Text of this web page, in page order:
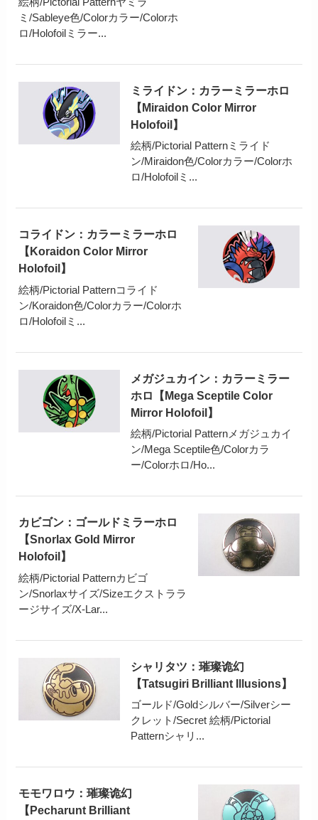
ミ/Sableye色/Colorカラー/Colorホ
ロ/Holofoilミラー...
ミライドン：カラーミラーホロ
【Miraidon Color Mirror
Holofoil】
絵柄/Pictorial Patternミライド
ン/Miraidon色/Colorカラー/Colorホ
ロ/Holofoilミ...
コライドン：カラーミラーホロ
【Koraidon Color Mirror
Holofoil】
絵柄/Pictorial Patternコライド
ン/Koraidon色/Colorカラー/Colorホ
ロ/Holofoilミ...
メガジュカイン：カラーミラー
ホロ【Mega Sceptile Color
Mirror Holofoil】
絵柄/Pictorial Patternメガジュカイ
ン/Mega Sceptile色/Colorカラ
ー/Colorホロ/Ho...
カビゴン：ゴールドミラーホロ
【Snorlax Gold Mirror
Holofoil】
絵柄/Pictorial Patternカビゴ
ン/Snorlaxサイズ/Sizeエクストララ
ージサイズ/X-Lar...
シャリタツ：璀璨诡幻
【Tatsugiri Brilliant Illusions】
ゴールド/Goldシルバー/Silverシー
クレット/Secret 絵柄/Pictorial
Patternシャリ...
モモワロウ：璀璨诡幻
【Pecharunt Brilliant